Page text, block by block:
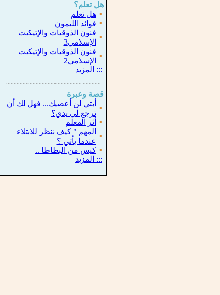
هل تعلم؟
▪ هل تعلم
▪ فوائد الليمون
▪
فنون الذوقيات والإتيكيت
الإسلامي3
▪
فنون الذوقيات والإتيكيت
الإسلامي2
::: المزيد
قصة وعبرة
▪
أبتي لن أعصيك... فهل لك أن
ترجع لي يدي؟
▪ أثر المعلم
▪
المهم " كيف ننظر للابتلاء
عندما يأتي ؟
▪ كيس من البطاطا ..
::: المزيد